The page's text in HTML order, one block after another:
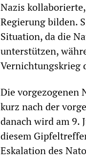
Nazis
Regierung bilden.
Situation, da die
unterstützen,
Vernichtungskrieg
Die vorgezogenen
kurz nach der
danach wird am
diesem
Eskalation des